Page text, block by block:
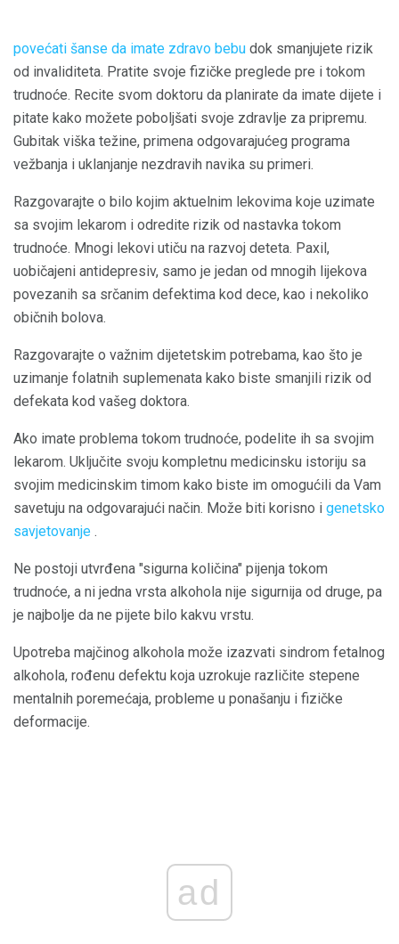
povećati šanse da imate zdravo bebu dok smanjujete rizik
od invaliditeta. Pratite svoje fizičke preglede pre i tokom
trudnoće. Recite svom doktoru da planirate da imate dijete i
pitate kako možete poboljšati svoje zdravlje za pripremu.
Gubitak viška težine, primena odgovarajućeg programa
vežbanja i uklanjanje nezdravih navika su primeri.
Razgovarajte o bilo kojim aktuelnim lekovima koje uzimate
sa svojim lekarom i odredite rizik od nastavka tokom
trudnoće. Mnogi lekovi utiču na razvoj deteta. Paxil,
uobičajeni antidepresiv, samo je jedan od mnogih lijekova
povezanih sa srčanim defektima kod dece, kao i nekoliko
običnih bolova.
Razgovarajte o važnim dijetetskim potrebama, kao što je
uzimanje folatnih suplemenata kako biste smanjili rizik od
defekata kod vašeg doktora.
Ako imate problema tokom trudnoće, podelite ih sa svojim
lekarom. Uključite svoju kompletnu medicinsku istoriju sa
svojim medicinskim timom kako biste im omogućili da Vam
savetuju na odgovarajući način. Može biti korisno i genetsko
savjetovanje .
Ne postoji utvrđena "sigurna količina" pijenja tokom
trudnoće, a ni jedna vrsta alkohola nije sigurnija od druge, pa
je najbolje da ne pijete bilo kakvu vrstu.
Upotreba majčinog alkohola može izazvati sindrom fetalnog
alkohola, rođenu defektu koja uzrokuje različite stepene
mentalnih poremećaja, probleme u ponašanju i fizičke
deformacije.
ad